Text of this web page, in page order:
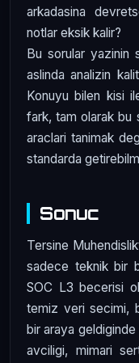
arkadasina
notlar eksik kalir?
Bu sorular yazinin
aslinda analizin
Konuyu bilen kisi
fark, tam olarak bu
araclari tanimak
standarda
Sonuc
Tersine
sadece teknik bir
SOC L3 becerisi
temiz veri secimi,
bir araya
avciligi, mimari